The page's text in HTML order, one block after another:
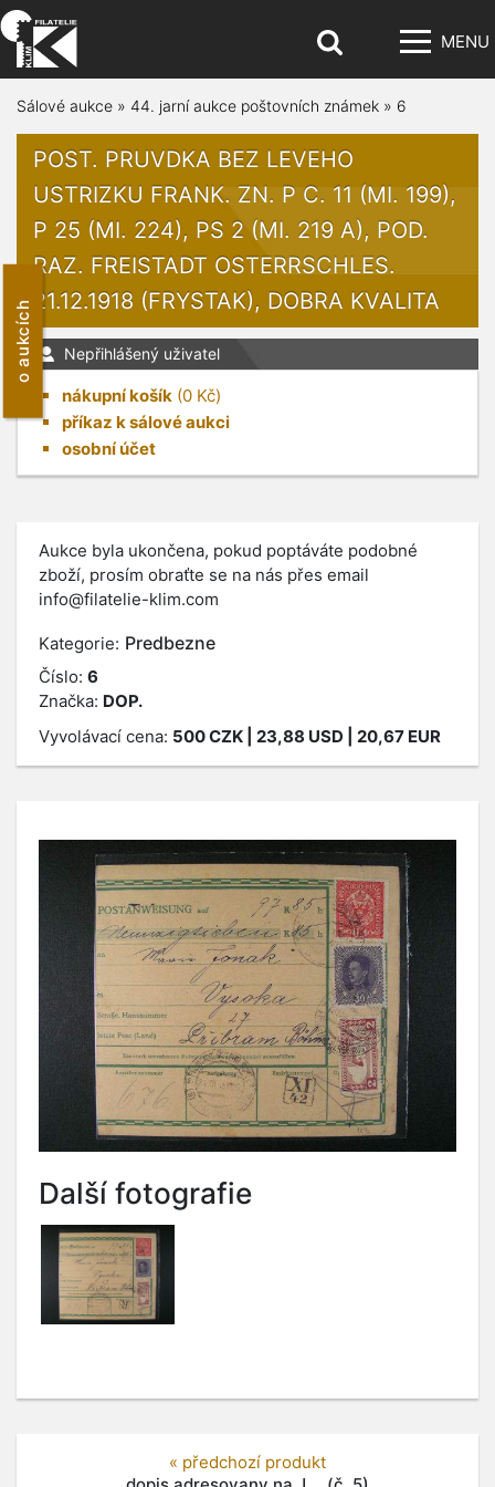
MENU
o aukcích
Sálové aukce » 44. jarní aukce poštovních známek » 6
POST. PRUVDKA BEZ LEVEHO
USTRIZKU FRANK. ZN. P C. 11 (MI. 199),
P 25 (MI. 224), PS 2 (MI. 219 A), POD.
RAZ. FREISTADT OSTERRSCHLES.
21.12.1918 (FRYSTAK), DOBRA KVALITA
Nepřihlášený uživatel
nákupní košík (0 Kč)
příkaz k sálové aukci
osobní účet
Aukce byla ukončena, pokud poptáváte podobné
zboží, prosím obraťte se na nás přes email
info@filatelie-klim.com
Kategorie: Predbezne
Číslo: 6
Značka: DOP.
Vyvolávací cena: 500CZK | 23,88 USD | 20,67 EUR
Další fotografie
« předchozí produkt